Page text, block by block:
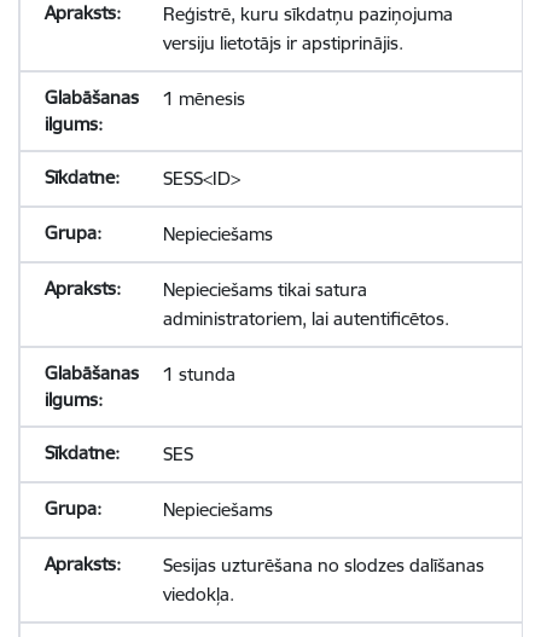
Reģistrē, kuru sīkdatņu paziņojuma
versiju lietotājs ir apstiprinājis.
1 mēnesis
SESS<ID>
Nepieciešams
Nepieciešams tikai satura
administratoriem, lai autentificētos.
1 stunda
SES
Nepieciešams
Sesijas uzturēšana no slodzes dalīšanas
viedokļa.